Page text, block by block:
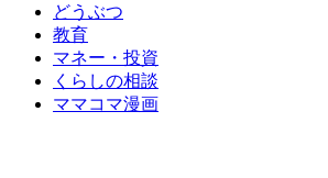
どうぶつ
教育
マネー・投資
くらしの相談
ママコマ漫画